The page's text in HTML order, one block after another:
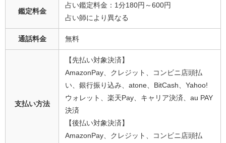
鑑定料金
占い鑑定料金：1分180円～600円
占い師により異なる
通話料金 無料
支払い方法
【先払い対象決済】
AmazonPay、クレジット、コンビニ店頭払
い、銀行振り込み、atone、BitCash、Yahoo!
ウォレット、楽天Pay、キャリア決済、au PAY
決済
【後払い対象決済】
AmazonPay、クレジット、コンビニ店頭払